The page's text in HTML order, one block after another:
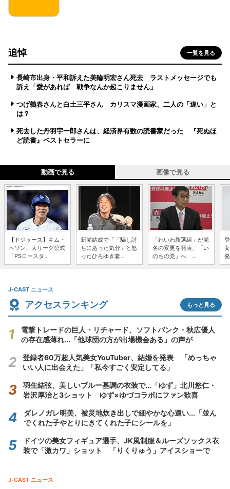
追悼 一覧を見る
長崎市出身・平和訴えた美輪明宏さん死去 ラストメッセージでも
訴え「愛があれば 戦争なんか起こりません」
つげ義春さんと白土三平さん カリスマ漫画家、二人の「違い」と
は？
死去した丹羽宇一郎さんは、経済界有数の読書家だった 『死ぬほ
ど読書』ベストセラーに
動画で見る 画像で見る
【ドジャース】キム・
ヘソン、大リーグ公式
「PSロースタ...
新党結成で「「騙し討
ちにあった気分」と怒
ったひろゆき妻...
「れいわ新選組」が党
名の変更を発表、「い
のちの党」へ ...
J-CAST ニュース
アクセスランキング もっと見る
電撃トレードの巨人・リチャード、ソフトバンク・秋広優人
の存在感薄れ...「他球団の方が出場機会ある」の声が
登録者60万超人気美女YouTuber、結婚を発表 「めっちゃ
いい人に出会えた」「私今すごく安定してる」
羽生結弦、美しいブルー基調の衣装で...「ゆず」北川悠仁・
岩沢厚治と3ショット ゆず×ゆづコラボにファン歓喜
ダレノガレ明美、被災地炊き出しで細やかな心遣い...「並ん
でくれた子やとりにきてくれた子にシールを」
ドイツの美女フィギュア選手、JK風制服＆ルーズソックス衣
装で「激カワ」ショット 「りくりゅう」アイスショーで
J-CAST ニュース